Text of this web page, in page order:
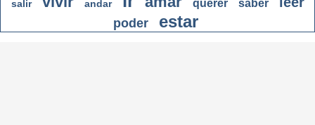
salir andar querer saber
poder estar